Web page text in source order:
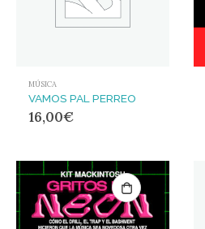
MÚSICA
VAMOS PAL PERREO
16,00€